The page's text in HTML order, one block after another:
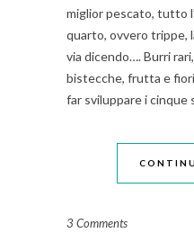
miglior pescato, tutto
quarto, ovvero trippe,
via dicendo…. Burri
bistecche, frutta e
far sviluppare i cinque
3 Comments